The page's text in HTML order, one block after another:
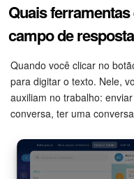
Quais
campo de resposta
Quando você clicar no
para digitar o texto. Nele,
auxiliam no trabalho:
conversa, ter uma